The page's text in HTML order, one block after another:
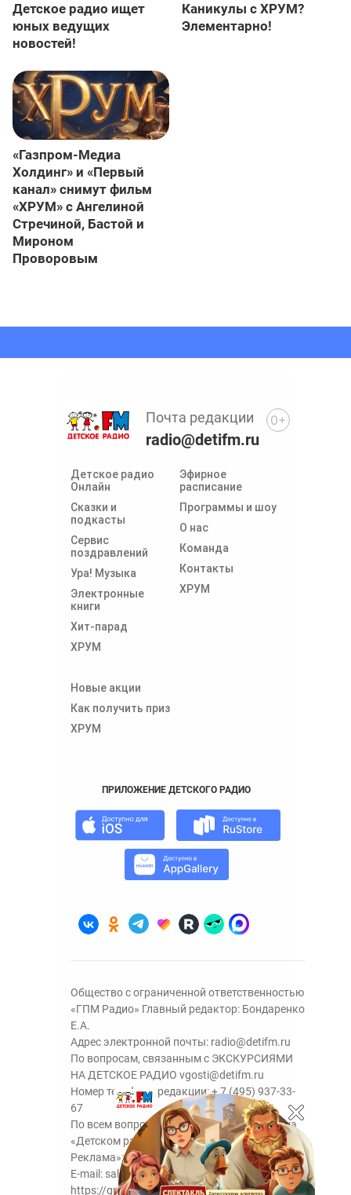
Детское радио ищет
юных ведущих
новостей!
Каникулы с ХРУМ?
Элементарно!
«Газпром-Медиа
Холдинг» и «Первый
канал» снимут фильм
«ХРУМ» с Ангелиной
Стречиной, Бастой и
Мироном
Проворовым
Детское радио
Онлайн
Сказки и
подкасты
Сервис
поздравлений
Ура! Музыка
Электронные
книги
Хит-парад
ХРУМ
Эфирное
расписание
Программы и шоу
О нас
Команда
Контакты
ХРУМ
Новые акции
Как получить приз
ХРУМ
Почта редакции
radio@detifm.ru
ПРИЛОЖЕНИЕ ДЕТСКОГО РАДИО
0+
Общество с ограниченной ответственностью
«ГПМ Радио» Главный редактор: Бондаренко
Е.А.
Адрес электронной почты: radio@detifm.ru
По вопросам, связанным с ЭКСКУРСИЯМИ
НА ДЕТСКОЕ РАДИО vgosti@detifm.ru
Номер телефона редакции:+ 7 (495) 937-33-
67
По всем вопросам размещения рекламы на
«Детском радио» - сейлз-хаус «ГПМ
Реклама»:+7 (495) 921-40-41
E-mail: sales@gazprom-media.ru
https://gpmsaleshouse.ru/